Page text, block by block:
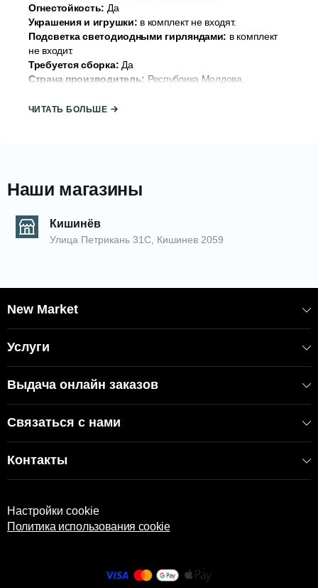
Огнестойкость: Да
Украшения и игрушки: в комплект не входят.
Подсветка светодиодными гирляндами: в комплект
не входит.
Требуется сборка: Да
Страна производитель: Республика Молдова.
Искусственная ель не имеет запаха пластика и острых
Строительные блоки стебля вставляются друг в друга.
законченная форма дерева. Затем нужно вручную
взмахнуть ветками и придать дереву законченный вид.
ЧИТАТЬ БОЛЬШЕ
Наши магазины
Кишинёв
Улица Петрикань 31С, Кишинев 2059
New Market
Услуги
Выдача онлайн заказов
Связаться с нами
Контакты
Настройки cookie
Политика использования cookie